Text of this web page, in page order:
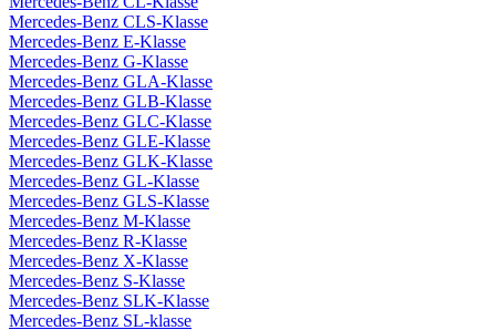
Mercedes-Benz CLS-Klasse
Mercedes-Benz E-Klasse
Mercedes-Benz G-Klasse
Mercedes-Benz GLA-Klasse
Mercedes-Benz GLB-Klasse
Mercedes-Benz GLC-Klasse
Mercedes-Benz GLE-Klasse
Mercedes-Benz GLK-Klasse
Mercedes-Benz GL-Klasse
Mercedes-Benz GLS-Klasse
Mercedes-Benz M-Klasse
Mercedes-Benz R-Klasse
Mercedes-Benz X-Klasse
Mercedes-Benz S-Klasse
Mercedes-Benz SLK-Klasse
Mercedes-Benz SL-klasse